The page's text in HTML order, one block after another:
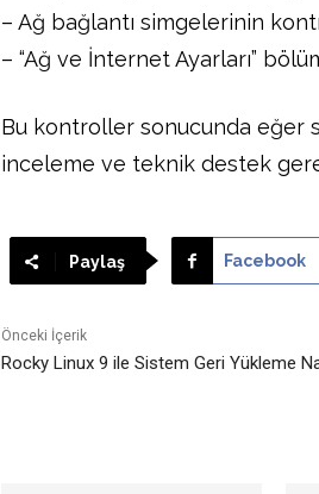
– Ağ bağlantı simgelerinin
– “Ağ ve İnternet Ayarları”
Bu kontroller sonucunda eğer
inceleme ve teknik destek
Paylaş Facebook
Önceki İçerik
Rocky Linux 9 ile Sistem Geri Yükleme